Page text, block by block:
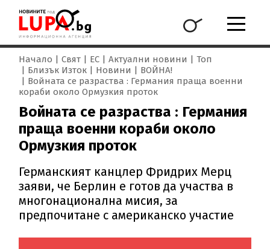
Начало Свят ЕС Актуални новини
Топ
Близък Изток
Новини
ВОЙНА!
Войната се разраства : Германия праща военни
кораби около Ормузкия проток
Войната се разраства : Германия
праща военни кораби около
Ормузкия проток
Германският канцлер Фридрих Мерц
заяви, че Берлин е готов да участва в
многонационална мисия, за
предпочитане с американско участие